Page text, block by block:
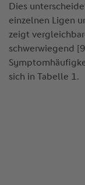
Dies
einzelnen Ligen
zeigt
schwerwiegend
sich in Tabelle 1.